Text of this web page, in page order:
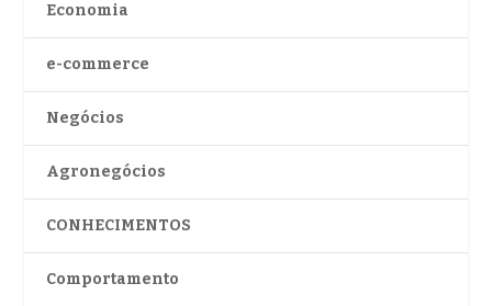
Economia
e-commerce
Negócios
Agronegócios
CONHECIMENTOS
Comportamento